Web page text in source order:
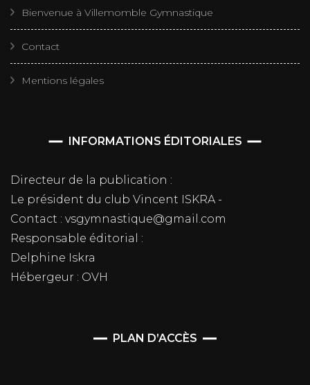
Bienvenue à Villemomble Gymnastique
Contact
Mentions légales
INFORMATIONS ÉDITORIALES
Directeur de la publication :
Le président du club Vincent ISKRA -
Contact : vsgymnastique@gmail.com
Responsable éditorial :
Delphine Iskra
Hébergeur : OVH
PLAN D’ACCÈS